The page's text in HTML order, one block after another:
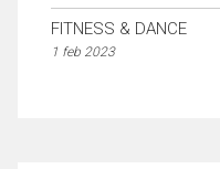
FITNESS & DANCE
1 feb 2023